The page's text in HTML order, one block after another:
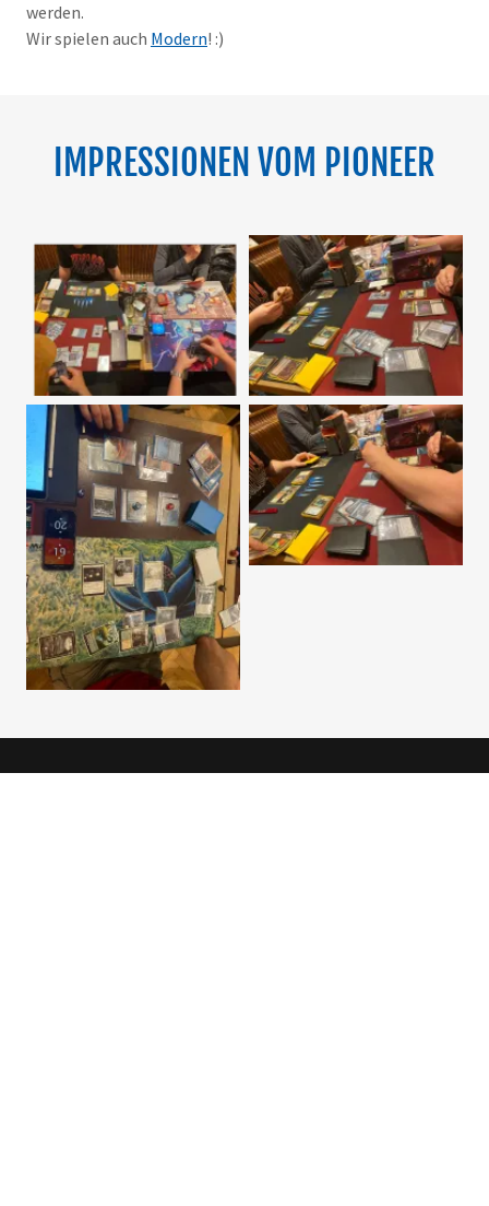
werden.
Wir spielen auch Modern! :)
IMPRESSIONEN VOM PIONEER